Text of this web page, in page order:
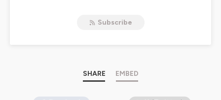
PVT, contrats locaux, contrats expat, digital
d’explorer le monde autrement, ce podcast est fait
Subscribe
SHARE EMBED